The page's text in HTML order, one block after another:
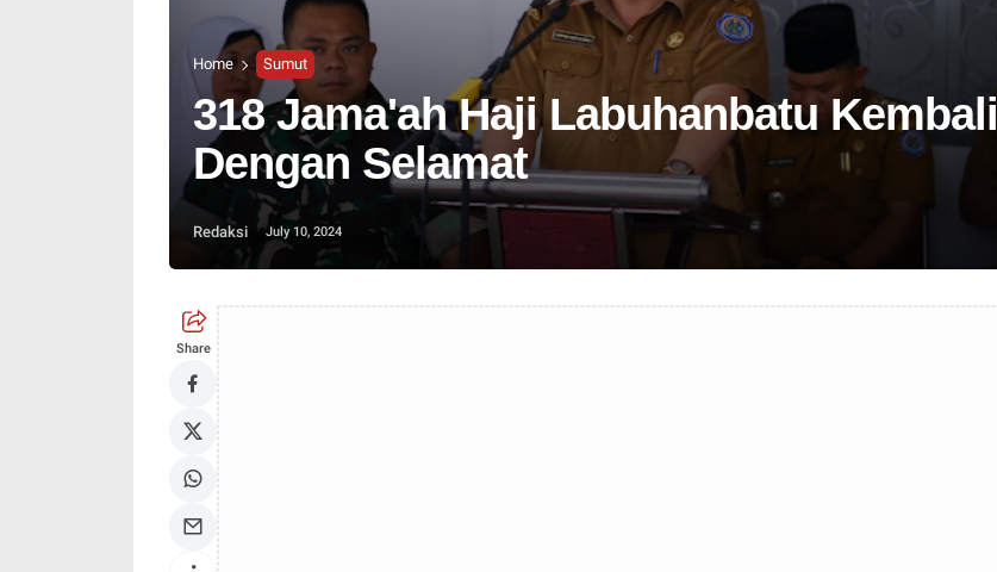
Home Sumut
318 Jama'ah Haji Labuhanbatu Kembali
Dengan Selamat
Redaksi July 10, 2024
Share